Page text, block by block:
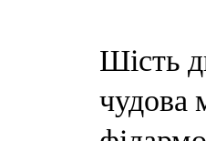
Шість
чудова